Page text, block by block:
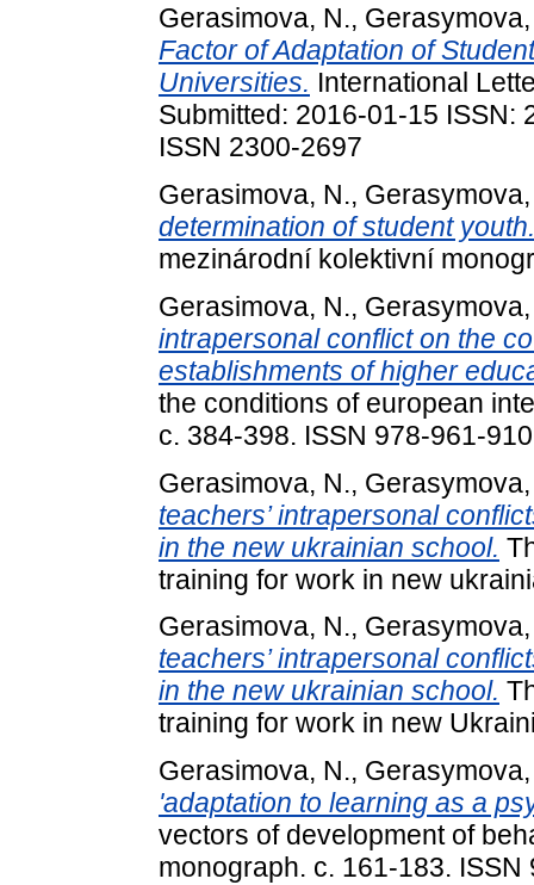
Gerasimova, N.,
Factor of Adaptation of
Universities. International
Submitted: 2016-01-15 ISSN:
ISSN 2300-2697
Gerasimova, N.,
determination of student youth.
mezinárodní kolektivní
Gerasimova, N.,
intrapersonal conflict on the
establishments of higher
the conditions of european
с. 384-398. ISSN 978-961-
Gerasimova, N.,
teachers’ intrapersonal
in the new ukrainian school.
training for work in new
Gerasimova, N.,
teachers’ intrapersonal
in the new ukrainian school.
training for work in new
Gerasimova, N.,
'adaptation to learning as a
vectors of development of
monograph. с. 161-183.